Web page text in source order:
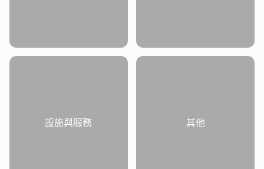
設施與服務 其他